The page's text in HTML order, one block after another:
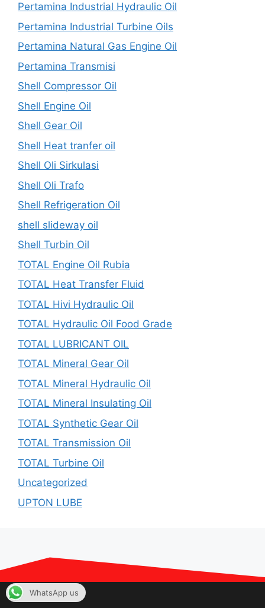
Pertamina Industrial Hydraulic Oil
Pertamina Industrial Turbine Oils
Pertamina Natural Gas Engine Oil
Pertamina Transmisi
Shell Compressor Oil
Shell Engine Oil
Shell Gear Oil
Shell Heat tranfer oil
Shell Oli Sirkulasi
Shell Oli Trafo
Shell Refrigeration Oil
shell slideway oil
Shell Turbin Oil
TOTAL Engine Oil Rubia
TOTAL Heat Transfer Fluid
TOTAL Hivi Hydraulic Oil
TOTAL Hydraulic Oil Food Grade
TOTAL LUBRICANT OIL
TOTAL Mineral Gear Oil
TOTAL Mineral Hydraulic Oil
TOTAL Mineral Insulating Oil
TOTAL Synthetic Gear Oil
TOTAL Transmission Oil
TOTAL Turbine Oil
Uncategorized
UPTON LUBE
JENIS OLI
WhatsApp us